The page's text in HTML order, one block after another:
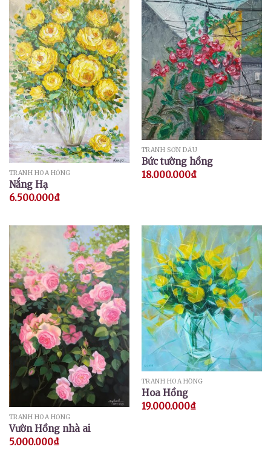
TRANH HOA HỒNG
Nắng Hạ
6.500.000₫
TRANH SƠN DẦU
Bức tường hồng
18.000.000₫
TRANH HOA HỒNG
Vườn Hồng nhà ai
5.000.000₫
TRANH HOA HỒNG
Hoa Hồng
19.000.000₫